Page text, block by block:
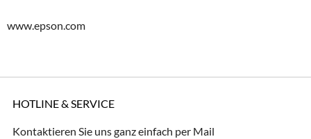
www.epson.com
HOTLINE & SERVICE
Kontaktieren Sie uns ganz einfach per Mail